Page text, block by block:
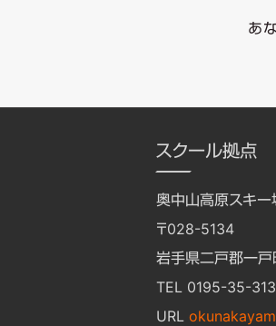
あ
スクール拠点
奥中山高原スキー
〒028-5134
岩手県二戸郡一
TEL 0195-35-3131
URL